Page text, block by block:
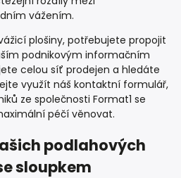
vážením.
plošiny, potřebujete propojit
podnikovým informačním
celou síť prodejen a hledáte
využít náš kontaktní formulář,
ze společnosti Format1 se
péčí věnovat.
podlahových
sloupkem